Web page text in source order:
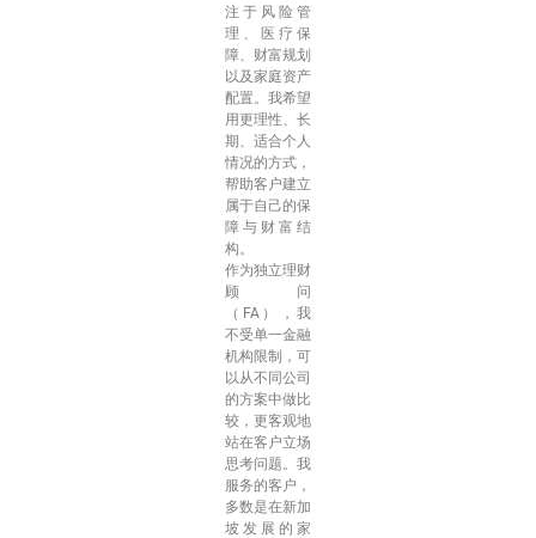
注于风险管
理、医疗保
障、财富规划
以及家庭资产
配置。我希望
用更理性、长
期、适合个人
情况的方式，
帮助客户建立
属于自己的保
障与财富结
构。
作为独立理财
顾问
（FA），我
不受单一金融
机构限制，可
以从不同公司
的方案中做比
较，更客观地
站在客户立场
思考问题。我
服务的客户，
多数是在新加
坡发展的家